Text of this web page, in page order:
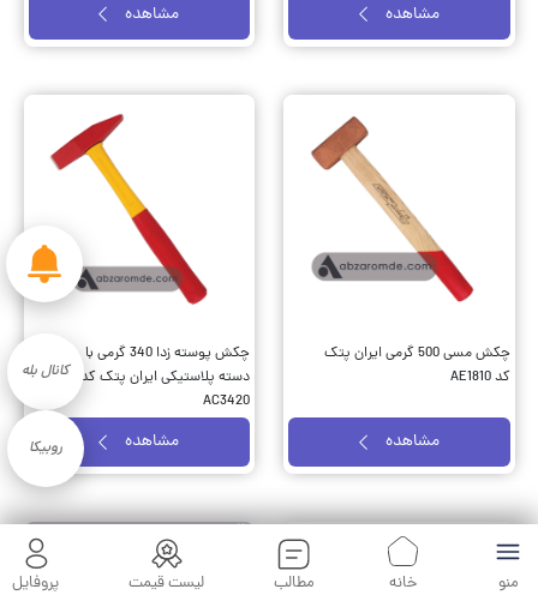
منو خانه مطالب لیست قیمت پروفایل
مشاهده مشاهده
چکش مسی 500 گرمی ایران پتک
کد AE1810
مشاهده
چکش پوسته زدا 340 گرمی با
دسته پلاستیکی ایران پتک کد
AC3420
مشاهده
کانال بله
روبیکا